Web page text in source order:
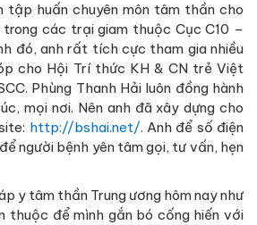
tập huấn chuyên môn tâm thần cho
các trại giam thuộc Cục C10 –
đó, anh rất tích cực tham gia nhiều
cho Hội Trí thức KH & CN trẻ Việt
Phùng Thanh Hải luôn đồng hành
mọi nơi. Nên anh đã xây dựng cho
http://bshai.net/. Anh để số điện
người bệnh yên tâm gọi, tư vấn, hẹn
y tâm thần Trung ương hôm nay như
thuộc để mình gắn bó cống hiến với